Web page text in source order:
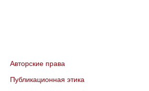
Авторские права
Публикационная этика